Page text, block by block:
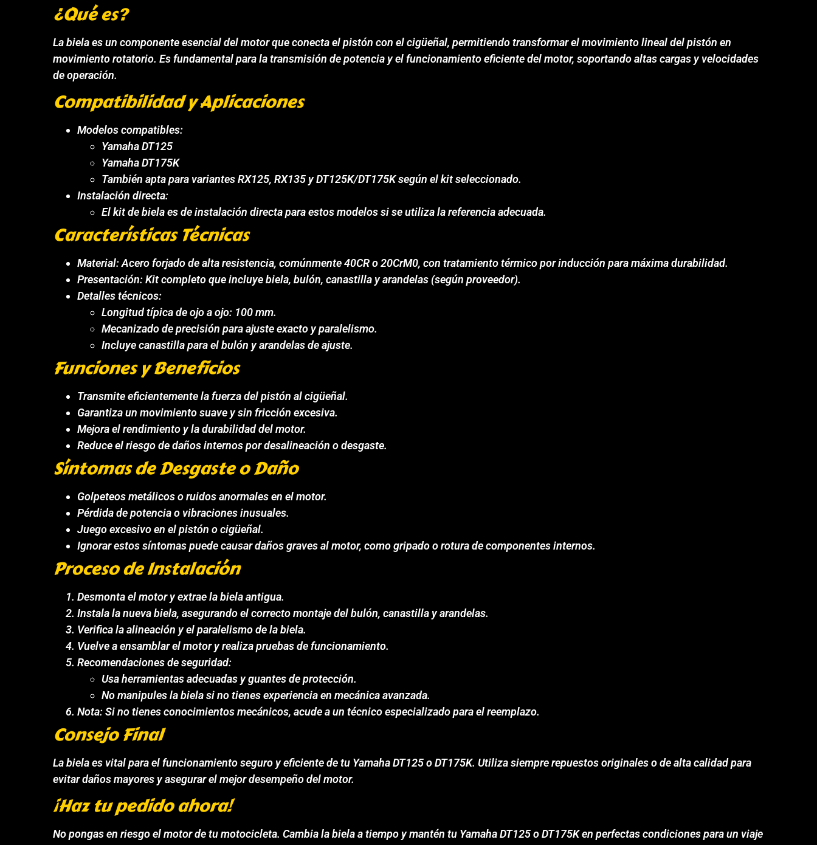
¿Qué es?
La biela es un componente esencial del motor que conecta el pistón con el cigüeñal, permitiendo transformar el movimiento lineal del pistón en
movimiento rotatorio. Es fundamental para la transmisión de potencia y el funcionamiento eficiente del motor, soportando altas cargas y velocidades
de operación.
Compatibilidad y Aplicaciones
Modelos compatibles:
Yamaha DT125
Yamaha DT175K
También apta para variantes RX125, RX135 y DT125K/DT175K según el kit seleccionado.
Instalación directa:
El kit de biela es de instalación directa para estos modelos si se utiliza la referencia adecuada.
Características Técnicas
Material: Acero forjado de alta resistencia, comúnmente 40CR o 20CrM0, con tratamiento térmico por inducción para máxima durabilidad.
Presentación: Kit completo que incluye biela, bulón, canastilla y arandelas (según proveedor).
Detalles técnicos:
Longitud típica de ojo a ojo: 100 mm.
Mecanizado de precisión para ajuste exacto y paralelismo.
Incluye canastilla para el bulón y arandelas de ajuste.
Funciones y Beneficios
Transmite eficientemente la fuerza del pistón al cigüeñal.
Garantiza un movimiento suave y sin fricción excesiva.
Mejora el rendimiento y la durabilidad del motor.
Reduce el riesgo de daños internos por desalineación o desgaste.
Síntomas de Desgaste o Daño
Golpeteos metálicos o ruidos anormales en el motor.
Pérdida de potencia o vibraciones inusuales.
Juego excesivo en el pistón o cigüeñal.
Ignorar estos síntomas puede causar daños graves al motor, como gripado o rotura de componentes internos.
Proceso de Instalación
Desmonta el motor y extrae la biela antigua.
Instala la nueva biela, asegurando el correcto montaje del bulón, canastilla y arandelas.
Verifica la alineación y el paralelismo de la biela.
Vuelve a ensamblar el motor y realiza pruebas de funcionamiento.
Recomendaciones de seguridad:
Usa herramientas adecuadas y guantes de protección.
No manipules la biela si no tienes experiencia en mecánica avanzada.
Nota: Si no tienes conocimientos mecánicos, acude a un técnico especializado para el reemplazo.
Consejo Final
La biela es vital para el funcionamiento seguro y eficiente de tu Yamaha DT125 o DT175K. Utiliza siempre repuestos originales o de alta calidad para
evitar daños mayores y asegurar el mejor desempeño del motor.
¡Haz tu pedido ahora!
No pongas en riesgo el motor de tu motocicleta. Cambia la biela a tiempo y mantén tu Yamaha DT125 o DT175K en perfectas condiciones para un viaje